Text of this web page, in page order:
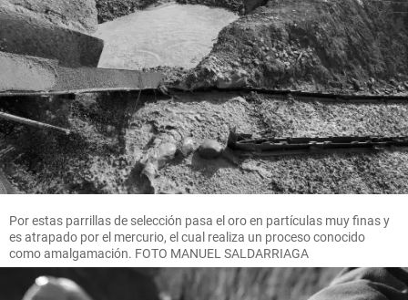
Por estas parrillas de selección pasa el oro en partículas muy finas y
es atrapado por el mercurio, el cual realiza un proceso conocido
como amalgamación. FOTO MANUEL SALDARRIAGA